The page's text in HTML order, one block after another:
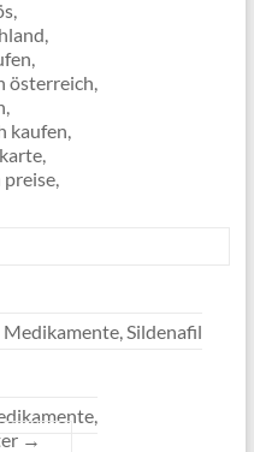
österreich,
kaufen,
Sildenafil
→